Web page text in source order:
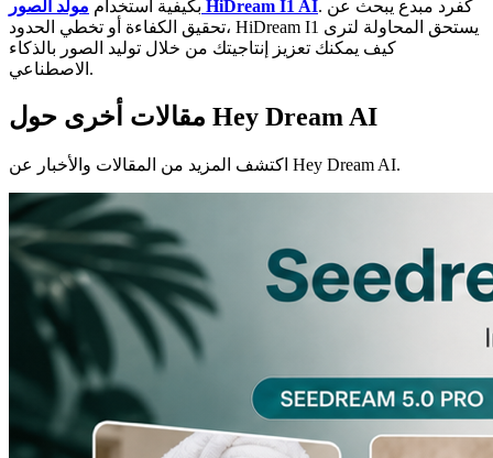
بكيفية استخدام مولد الصور HiDream I1 AI. كفرد مبدع يبحث عن
تحقيق الكفاءة أو تخطي الحدود، HiDream I1 يستحق المحاولة لترى
كيف يمكنك تعزيز إنتاجيتك من خلال توليد الصور بالذكاء
الاصطناعي.
مقالات أخرى حول Hey Dream AI
اكتشف المزيد من المقالات والأخبار عن Hey Dream AI.